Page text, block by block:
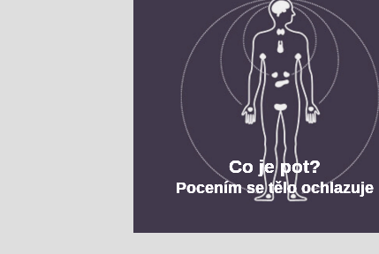
Co je pot?
Pocením se tělo ochlazuje